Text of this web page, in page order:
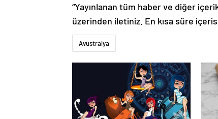
“Yayınlanan tüm haber ve diğer
üzerinden iletiniz. En kısa süre
Avustralya